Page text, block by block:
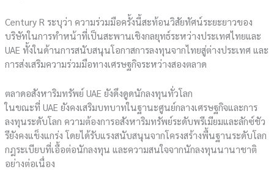
Century R ระบุว่า ความร่วมมือครั้งนี้สะท้อนวิสัยทัศน์ระยะยาวของ
บริษัทในการทำหน้าที่เป็นสะพานเชิงกลยุทธ์ระหว่างประเทศไทยและ
UAE ทั้งในด้านการสนับสนุนโอกาสการลงทุนจากไทยสู่ต่างประเทศ และ
การส่งเสริมความร่วมมือทางเศรษฐกิจระหว่างสองตลาด
ตลาดอสังหาริมทรัพย์ UAE ยังดึงดูดนักลงทุนทั่วโลก
ในขณะที่ UAE ยังคงเสริมบทบาทในฐานะศูนย์กลางเศรษฐกิจและการ
ลงทุนระดับโลก ความต้องการอสังหาริมทรัพย์ระดับพรีเมียมและลักซ์ชัว
รียังคงแข็งแกร่ง โดยได้รับแรงสนับสนุนจากโครงสร้างพื้นฐานระดับโลก
กฎระเบียบที่เอื้อต่อนักลงทุน และความสนใจจากนักลงทุนนานาชาติ
อย่างต่อเนื่อง